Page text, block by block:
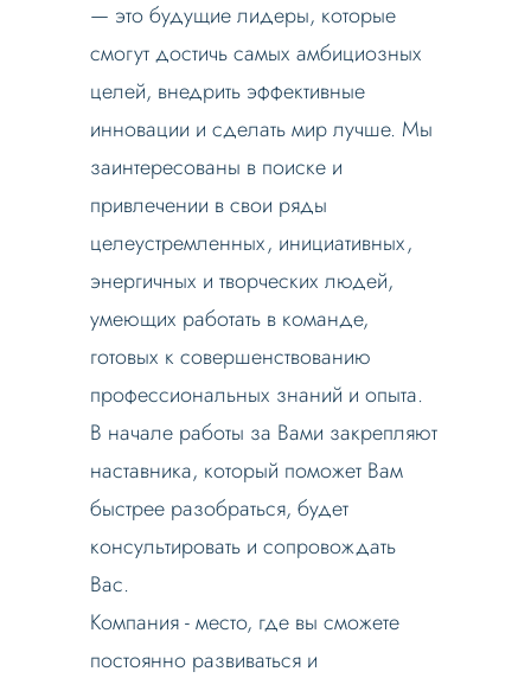
— это будущие лидеры, которые
смогут достичь самых амбициозных
целей, внедрить эффективные
инновации и сделать мир лучше. Мы
заинтересованы в поиске и
привлечении в свои ряды
целеустремленных, инициативных,
энергичных и творческих людей,
умеющих работать в команде,
готовых к совершенствованию
профессиональных знаний и опыта.
В начале работы за Вами закрепляют
наставника, который поможет Вам
быстрее разобраться, будет
консультировать и сопровождать
Вас.
Компания - место, где вы сможете
постоянно развиваться и